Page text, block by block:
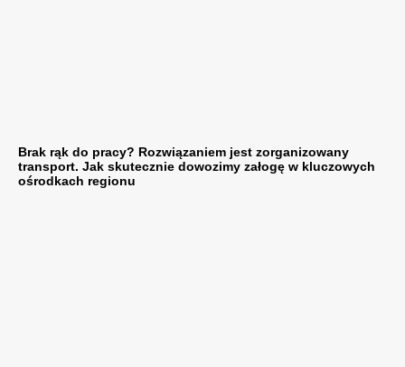
Brak rąk do pracy? Rozwiązaniem jest zorganizowany
transport. Jak skutecznie dowozimy załogę w kluczowych
ośrodkach regionu